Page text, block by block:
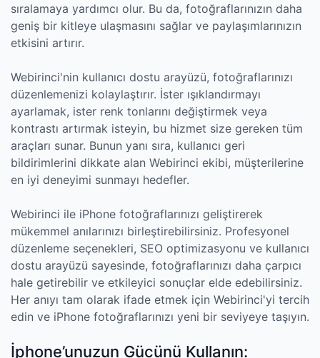
sıralamaya yardımcı olur. Bu da, fotoğraflarınızın daha
geniş bir kitleye ulaşmasını sağlar ve paylaşımlarınızın
etkisini artırır.
Webirinci'nin kullanıcı dostu arayüzü, fotoğraflarınızı
düzenlemenizi kolaylaştırır. İster ışıklandırmayı
ayarlamak, ister renk tonlarını değiştirmek veya
kontrastı artırmak isteyin, bu hizmet size gereken tüm
araçları sunar. Bunun yanı sıra, kullanıcı geri
bildirimlerini dikkate alan Webirinci ekibi, müşterilerine
en iyi deneyimi sunmayı hedefler.
Webirinci ile iPhone fotoğraflarınızı geliştirerek
mükemmel anılarınızı birleştirebilirsiniz. Profesyonel
düzenleme seçenekleri, SEO optimizasyonu ve kullanıcı
dostu arayüzü sayesinde, fotoğraflarınızı daha çarpıcı
hale getirebilir ve etkileyici sonuçlar elde edebilirsiniz.
Her anıyı tam olarak ifade etmek için Webirinci'yi tercih
edin ve iPhone fotoğraflarınızı yeni bir seviyeye taşıyın.
İphone’unuzun Gücünü Kullanın: